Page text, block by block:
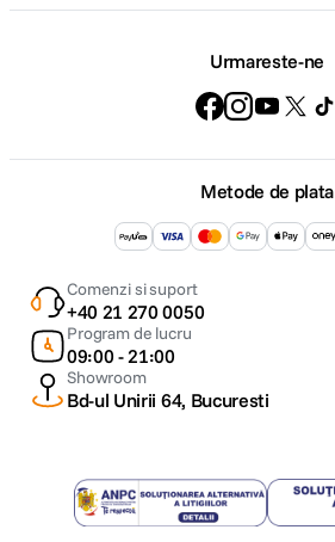
Urmareste-ne
Metode de plata
Comenzi si suport
+40 21 270 0050
Program de lucru
09:00 - 21:00
Showroom
Bd-ul Unirii 64, Bucuresti